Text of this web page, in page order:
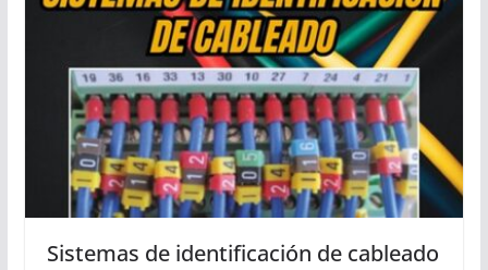
Sistemas de identificación de cableado